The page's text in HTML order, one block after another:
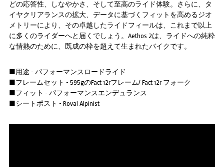
どの応答性、しなやかさ、そして至高のライド体験。さらに、タ
イヤクリアランスの拡大、データに基づくフィットを高めるジオ
メトリーにより、その卓越したライドフィールは、これまで以上
に多くのライダーへと届くでしょう。Aethos 2は、ライドへの純粋
な情熱のために、既成の枠を超えて生まれたバイクです。
■用途 - パフォーマンスロードライド
■フレームセット - 595gのFact 12rフレーム/ Fact 12r フォーク
■フィット - パフォーマンスエンデュランス
■シートポスト - Roval Alpinist